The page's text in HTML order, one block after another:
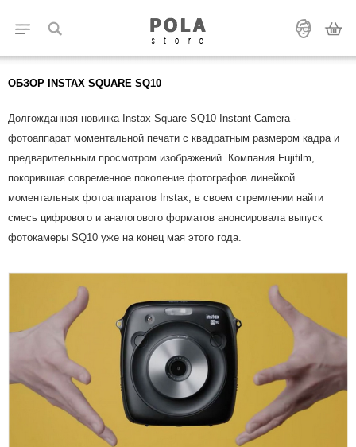
ОБЗОР INSTAX SQUARE SQ10
Долгожданная новинка Instax Square SQ10 Instant Camera -
фотоаппарат моментальной печати с квадратным размером кадра и
предварительным просмотром изображений. Компания Fujifilm,
покорившая современное поколение фотографов линейкой
моментальных фотоаппаратов Instax, в своем стремлении найти
смесь цифрового и аналогового форматов анонсировала выпуск
фотокамеры SQ10 уже на конец мая этого года.